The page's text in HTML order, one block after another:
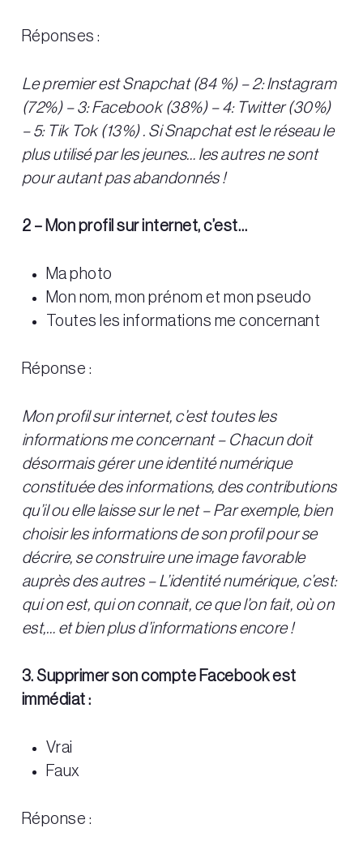
Réponses :
Le premier est Snapchat (84 %) – 2: Instagram
(72%) – 3: Facebook (38%) – 4: Twitter (30%)
– 5: Tik Tok (13%) . Si Snapchat est le réseau le
plus utilisé par les jeunes… les autres ne sont
pour autant pas abandonnés !
2 – Mon profil sur internet, c’est…
Ma photo
Mon nom, mon prénom et mon pseudo
Toutes les informations me concernant
Réponse :
Mon profil sur internet, c’est toutes les
informations me concernant – Chacun doit
désormais gérer une identité numérique
constituée des informations, des contributions
qu’il ou elle laisse sur le net – Par exemple, bien
choisir les informations de son profil pour se
décrire, se construire une image favorable
auprès des autres – L’identité numérique, c’est:
qui on est, qui on connait, ce que l’on fait, où on
est,… et bien plus d’informations encore !
3. Supprimer son compte Facebook est
immédiat :
Vrai
Faux
Réponse :